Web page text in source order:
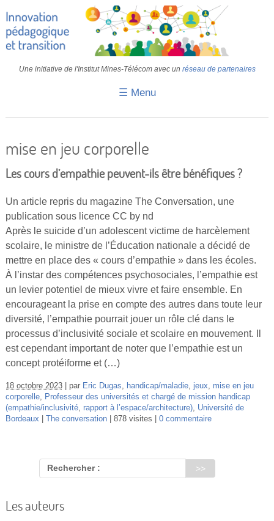
Une initiative de l'Institut Mines-Télécom avec un réseau de partenaires
☰ Menu
Retours d’expériences
IMT
Colloques
Vidéos
S’inscrire
Se connecter
mise en jeu corporelle
Les cours d’empathie peuvent-ils être bénéfiques ?
Un article repris du magazine The Conversation, une
publication sous licence CC by nd
Après le suicide d’un adolescent victime de harcèlement
scolaire, le ministre de l’Éducation nationale a décidé de
mettre en place des « cours d’empathie » dans les écoles.
À l’instar des compétences psychosociales, l’empathie est
un levier potentiel de mieux vivre et faire ensemble. En
encourageant la prise en compte des autres dans toute leur
diversité, l’empathie pourrait jouer un rôle clé dans le
processus d’inclusivité sociale et scolaire en mouvement. Il
est cependant important de noter que l’empathie est un
concept protéiforme et (…)
18 octobre 2023 par Eric Dugas handicap/maladie, jeux
mise en jeu
corporelle,
Professeur des universités et chargé de mission handicap
(empathie/inclusivité, rapport à l’espace/architecture), Université de
Bordeaux
The conversation 878 visites 0 commentaire
Rechercher :
Les auteurs